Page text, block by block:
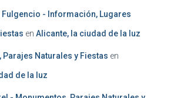
Fulgencio - Información, Lugares
en Alicante, la ciudad de la luz
Parajes Naturales y Fiestas en
de la luz